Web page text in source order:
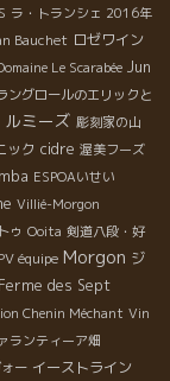
ラ・トランシェ 2016年
Bauchet ロゼワイン
Le Scarabée Jun
ングロールのエリックと
ルミーズ 彫刻家の山
ック cidre 渥美フーズ
ESPOAいせい
Villié-Morgon
ゥ Ooita 剣道八段・好
équipe Morgon ジ
des Sept
Chenin Méchant Vin
ランティーア畑
ー イーストライン